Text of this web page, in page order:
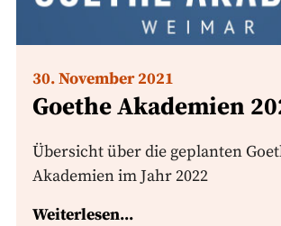
30. November 2021
Goethe Akademien
Übersicht über die geplanten
Akademien im Jahr 2022
Weiterlesen...